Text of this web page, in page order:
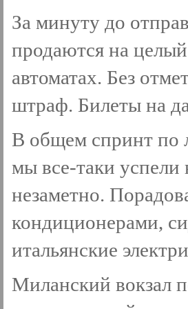
За минуту до
продаются на
автоматах. Без
штраф. Билеты на
В общем спринт по
мы все-таки успели
незаметно.
кондиционерами,
итальянские
Миланский вокзал